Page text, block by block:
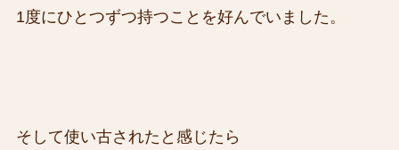
1度にひとつずつ持つことを好んでいました。
そして使い古されたと感じたら